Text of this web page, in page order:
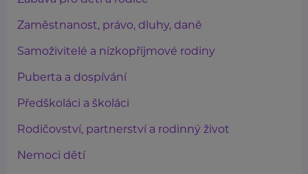
Zaměstnanost, právo, dluhy, daně
Samoživitelé a nízkopříjmové rodiny
Puberta a dospívání
Předškoláci a školáci
Rodičovství, partnerství a rodinný život
Nemoci dětí